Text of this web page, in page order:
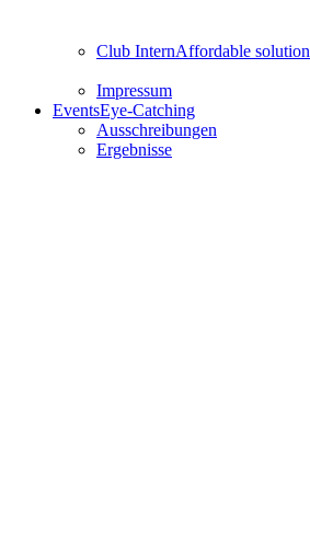
Club InternAffordable solution
Impressum
EventsEye-Catching
Ausschreibungen
Ergebnisse